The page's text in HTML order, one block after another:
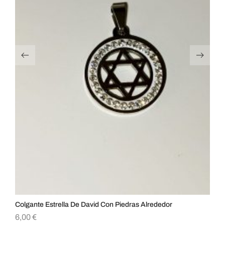
Colgante Estrella De David Con Piedras Alrededor
6,00€